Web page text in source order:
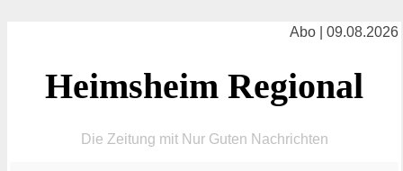
Abo | 09.08.2026
Heimsheim Regional
Die Zeitung mit Nur Guten Nachrichten